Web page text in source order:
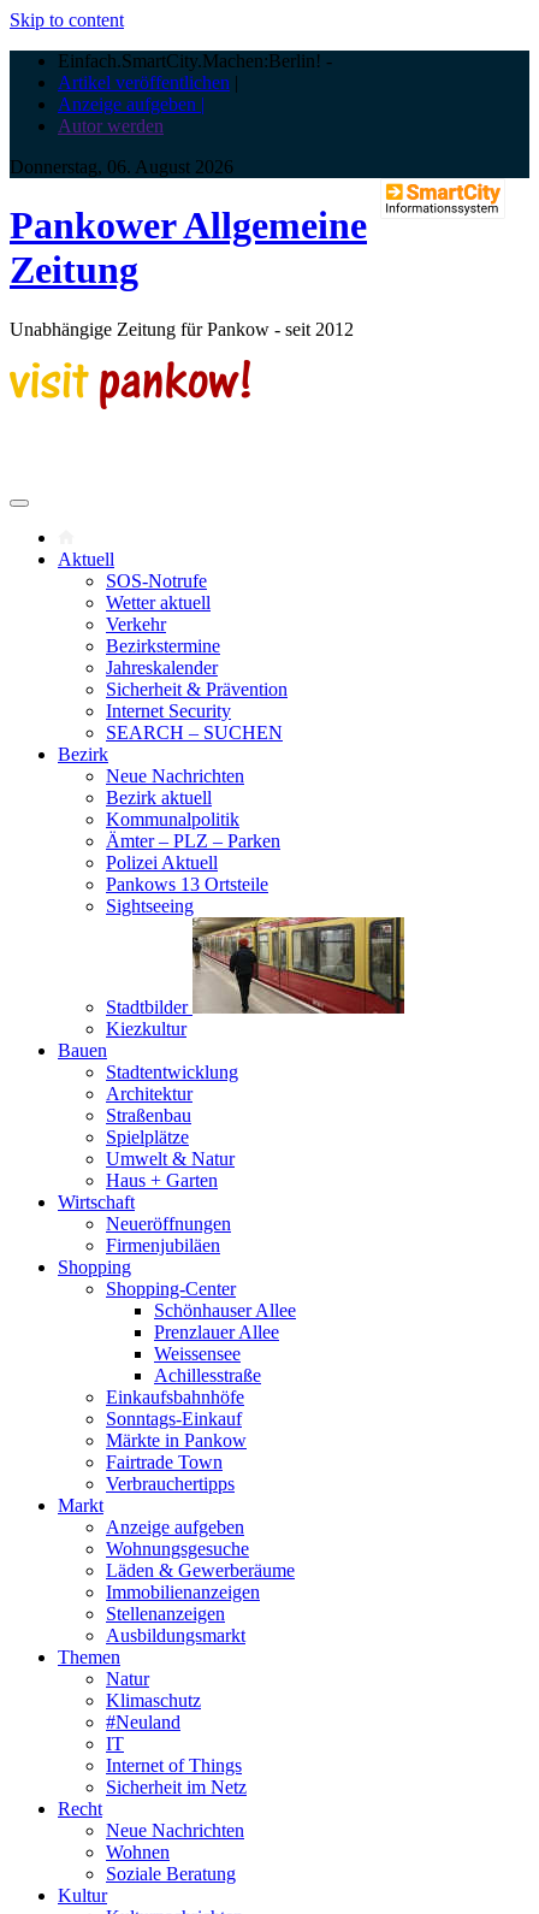
Skip to content
Einfach.SmartCity.Machen:Berlin! -
Artikel veröffentlichen |
Anzeige aufgeben |
Autor werden
Donnerstag, 06. August 2026
Pankower Allgemeine
Zeitung
Unabhängige Zeitung für Pankow - seit 2012
Aktuell
SOS-Notrufe
Wetter aktuell
Verkehr
Bezirkstermine
Jahreskalender
Sicherheit & Prävention
Internet Security
SEARCH – SUCHEN
Bezirk
Neue Nachrichten
Bezirk aktuell
Kommunalpolitik
Ämter – PLZ – Parken
Polizei Aktuell
Pankows 13 Ortsteile
Sightseeing
Stadtbilder
Kiezkultur
Bauen
Stadtentwicklung
Architektur
Straßenbau
Spielplätze
Umwelt & Natur
Haus + Garten
Wirtschaft
Neueröffnungen
Firmenjubiläen
Shopping
Shopping-Center
Schönhauser Allee
Prenzlauer Allee
Weissensee
Achillesstraße
Einkaufsbahnhöfe
Sonntags-Einkauf
Märkte in Pankow
Fairtrade Town
Verbrauchertipps
Markt
Anzeige aufgeben
Wohnungsgesuche
Läden & Gewerberäume
Immobilienanzeigen
Stellenanzeigen
Ausbildungsmarkt
Themen
Natur
Klimaschutz
#Neuland
IT
Internet of Things
Sicherheit im Netz
Recht
Neue Nachrichten
Wohnen
Soziale Beratung
Kultur